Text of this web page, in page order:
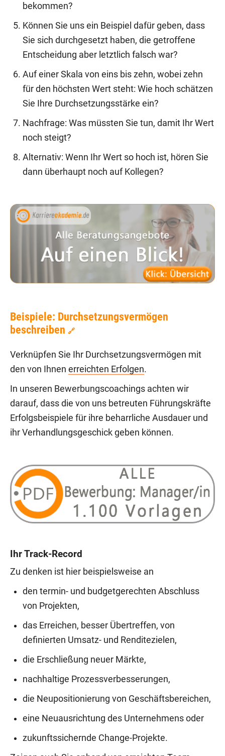
bekommen?
Können Sie uns ein Beispiel dafür geben, dass
Sie sich durchgesetzt haben, die getroffene
Entscheidung aber letztlich falsch war?
Auf einer Skala von eins bis zehn, wobei zehn
für den höchsten Wert steht: Wie hoch schätzen
Sie Ihre Durchsetzungsstärke ein?
Nachfrage: Was müssten Sie tun, damit Ihr Wert
noch steigt?
Alternativ: Wenn Ihr Wert so hoch ist, hören Sie
dann überhaupt noch auf Kollegen?
Beispiele: Durchsetzungsvermögen
beschreiben 🔗
Verknüpfen Sie Ihr Durchsetzungsvermögen mit
den von Ihnen erreichten Erfolgen.
In unseren Bewerbungscoachings achten wir
darauf, dass die von uns betreuten Führungskräfte
Erfolgsbeispiele für ihre beharrliche Ausdauer und
ihr Verhandlungsgeschick geben können.
Ihr Track-Record
Zu denken ist hier beispielsweise an
den termin- und budgetgerechten Abschluss
von Projekten,
das Erreichen, besser Übertreffen, von
definierten Umsatz- und Renditezielen,
die Erschließung neuer Märkte,
nachhaltige Prozessverbesserungen,
die Neupositionierung von Geschäftsbereichen,
eine Neuausrichtung des Unternehmens oder
zukunftssichernde Change-Projekte.